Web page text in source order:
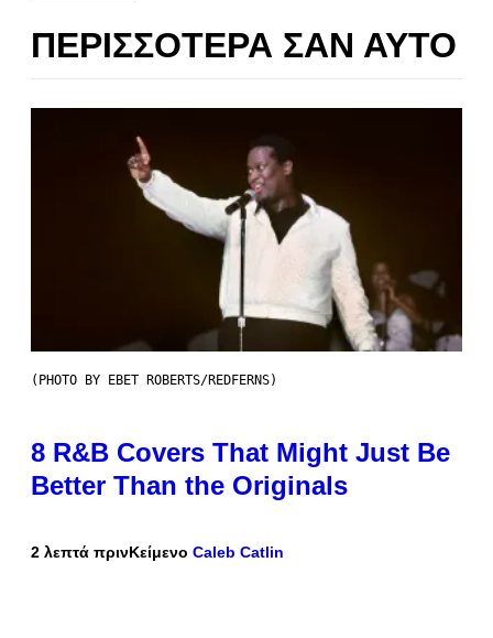
ΠΕΡΙΣΣΌΤΕΡΑ ΣΑΝ ΑΥΤΌ
(PHOTO BY EBET ROBERTS/REDFERNS)
8 R&B Covers That Might Just Be
Better Than the Originals
2 λεπτά πρινΚείμενο Caleb Catlin